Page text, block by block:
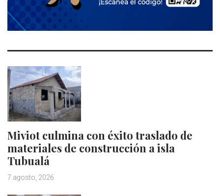
Miviot culmina con éxito traslado de
materiales de construcción a isla
Tubualá
7 agosto, 2026